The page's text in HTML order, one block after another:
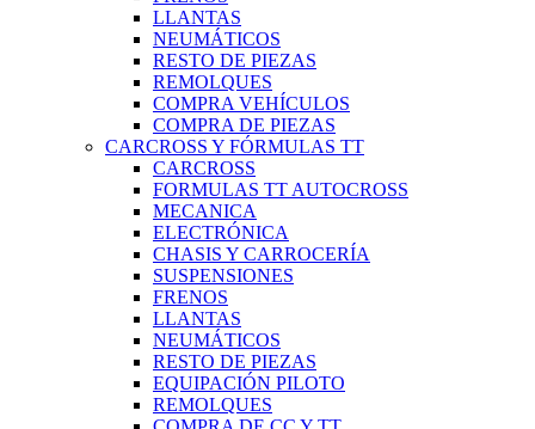
LLANTAS
NEUMÁTICOS
RESTO DE PIEZAS
REMOLQUES
COMPRA VEHÍCULOS
COMPRA DE PIEZAS
CARCROSS Y FÓRMULAS TT
CARCROSS
FORMULAS TT AUTOCROSS
MECANICA
ELECTRÓNICA
CHASIS Y CARROCERÍA
SUSPENSIONES
FRENOS
LLANTAS
NEUMÁTICOS
RESTO DE PIEZAS
EQUIPACIÓN PILOTO
REMOLQUES